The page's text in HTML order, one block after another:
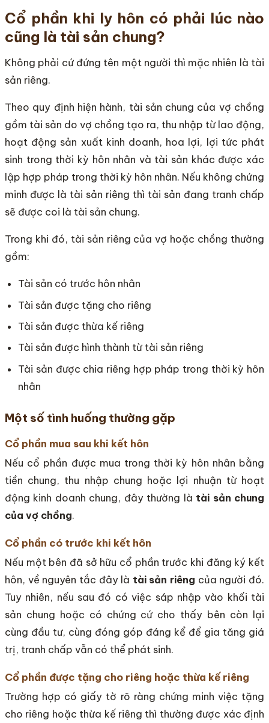
Cổ phần khi ly hôn có phải lúc nào
cũng là tài sản chung?
Không phải cứ đứng tên một người thì mặc nhiên là tài
sản riêng.
Theo quy định hiện hành, tài sản chung của vợ chồng
gồm tài sản do vợ chồng tạo ra, thu nhập từ lao động,
hoạt động sản xuất kinh doanh, hoa lợi, lợi tức phát
sinh trong thời kỳ hôn nhân và tài sản khác được xác
lập hợp pháp trong thời kỳ hôn nhân. Nếu không chứng
minh được là tài sản riêng thì tài sản đang tranh chấp
sẽ được coi là tài sản chung.
Trong khi đó, tài sản riêng của vợ hoặc chồng thường
gồm:
Tài sản có trước hôn nhân
Tài sản được tặng cho riêng
Tài sản được thừa kế riêng
Tài sản được hình thành từ tài sản riêng
Tài sản được chia riêng hợp pháp trong thời kỳ hôn
nhân
Một số tình huống thường gặp
Cổ phần mua sau khi kết hôn
Nếu cổ phần được mua trong thời kỳ hôn nhân bằng
tiền chung, thu nhập chung hoặc lợi nhuận từ hoạt
động kinh doanh chung, đây thường là tài sản chung
của vợ chồng.
Cổ phần có trước khi kết hôn
Nếu một bên đã sở hữu cổ phần trước khi đăng ký kết
hôn, về nguyên tắc đây là tài sản riêng của người đó.
Tuy nhiên, nếu sau đó có việc sáp nhập vào khối tài
sản chung hoặc có chứng cứ cho thấy bên còn lại
cùng đầu tư, cùng đóng góp đáng kể để gia tăng giá
trị, tranh chấp vẫn có thể phát sinh.
Cổ phần được tặng cho riêng hoặc thừa kế riêng
Trường hợp có giấy tờ rõ ràng chứng minh việc tặng
cho riêng hoặc thừa kế riêng thì thường được xác định